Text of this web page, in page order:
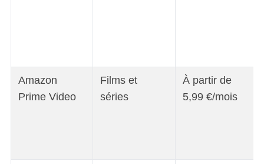
Amazon
Prime Video
Films et
séries
À partir de
5,99 €/mois